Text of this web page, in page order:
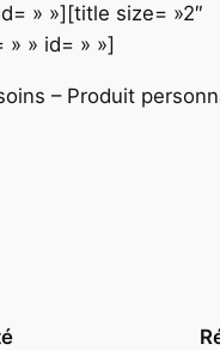
» »][title size= »2″
» » id= » »]
oins – Produit